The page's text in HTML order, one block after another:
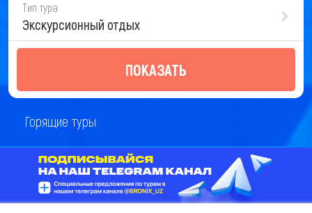
Тип тура
Экскурсионный отдых
ПОКАЗАТЬ
Горящие туры